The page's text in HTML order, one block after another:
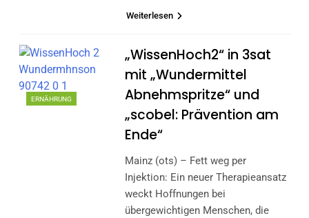
Weiterlesen
ERNÄHRUNG
„WissenHoch2“ in 3sat
mit „Wundermittel
Abnehmspritze“ und
„scobel: Prävention am
Ende“
Mainz (ots) – Fett weg per
Injektion: Ein neuer Therapieansatz
weckt Hoffnungen bei
übergewichtigen Menschen, die